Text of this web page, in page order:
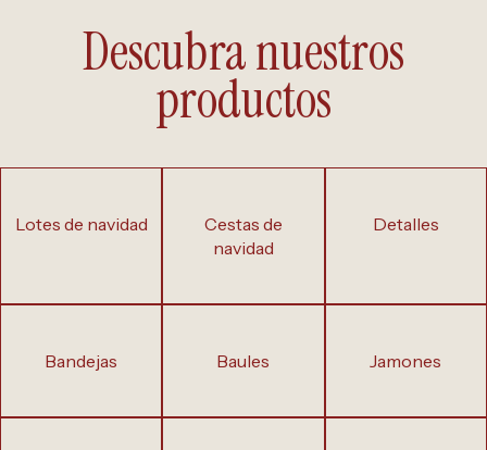
Descubra nuestros
productos
lotes de navidad
cestas de
navidad
detalles
bandejas baules jamones